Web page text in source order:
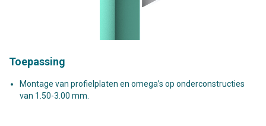
Toepassing
Montage van profielplaten en omega’s op onderconstructies
van 1.50-3.00 mm.